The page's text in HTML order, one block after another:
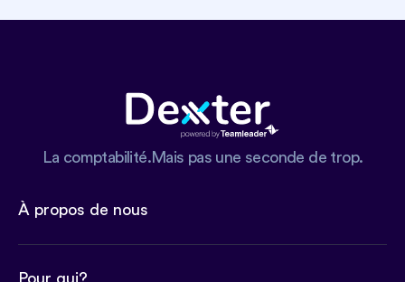
La comptabilité.Mais pas une seconde de trop.
À propos de nous
Pour qui?